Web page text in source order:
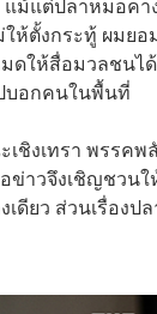
ห้ตั้งกระทู้ ผมยอ
มดให้สื่อมวลชนไ
บอกคนในพื้นที่
ชิงเทรา พรรคพ
ข่าวจึงเชิญชวน
ดียว ส่วนเรื่องป